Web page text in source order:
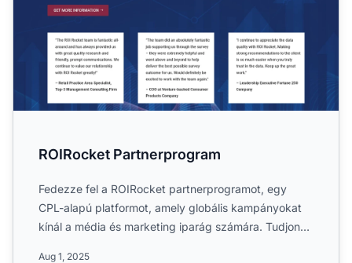
ROIRocket Partnerprogram
Fedezze fel a ROIRocket partnerprogramot, egy
CPL-alapú platformot, amely globális kampányokat
kínál a média és marketing iparág számára. Tudjon
Aug 1, 2025